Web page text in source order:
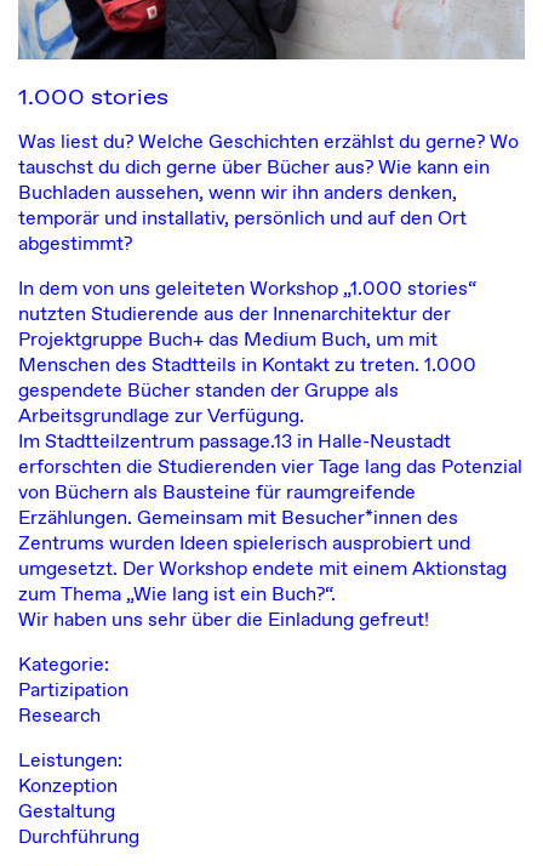
1.000 stories
Was liest du? Welche Geschichten erzählst du gerne? Wo
tauschst du dich gerne über Bücher aus? Wie kann ein
Buchladen aussehen, wenn wir ihn anders denken,
temporär und installativ, persönlich und auf den Ort
abgestimmt?
In dem von uns geleiteten Workshop „1.000 stories“
nutzten Studierende aus der Innenarchitektur der
Projektgruppe Buch+ das Medium Buch, um mit
Menschen des Stadtteils in Kontakt zu treten. 1.000
gespendete Bücher standen der Gruppe als
Arbeitsgrundlage zur Verfügung.
Im Stadtteilzentrum passage.13 in Halle-Neustadt
erforschten die Studierenden vier Tage lang das Potenzial
von Büchern als Bausteine für raumgreifende
Erzählungen. Gemeinsam mit Besucher*innen des
Zentrums wurden Ideen spielerisch ausprobiert und
umgesetzt. Der Workshop endete mit einem Aktionstag
zum Thema „Wie lang ist ein Buch?“.
Wir haben uns sehr über die Einladung gefreut!
Kategorie:
Partizipation
Research
Leistungen:
Konzeption
Gestaltung
Durchführung